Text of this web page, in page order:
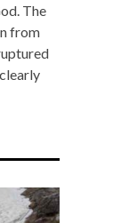
The
from